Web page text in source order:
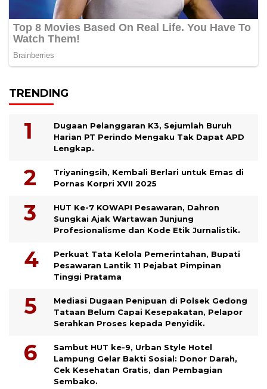
TRENDING
Dugaan Pelanggaran K3, Sejumlah Buruh
Harian PT Perindo Mengaku Tak Dapat APD
Lengkap.
Triyaningsih, Kembali Berlari untuk Emas di
Pornas Korpri XVII 2025
HUT Ke-7 KOWAPI Pesawaran, Dahron
Sungkai Ajak Wartawan Junjung
Profesionalisme dan Kode Etik Jurnalistik.
Perkuat Tata Kelola Pemerintahan, Bupati
Pesawaran Lantik 11 Pejabat Pimpinan
Tinggi Pratama
Mediasi Dugaan Penipuan di Polsek Gedong
Tataan Belum Capai Kesepakatan, Pelapor
Serahkan Proses kepada Penyidik.
Sambut HUT ke-9, Urban Style Hotel
Lampung Gelar Bakti Sosial: Donor Darah,
Cek Kesehatan Gratis, dan Pembagian
Sembako.